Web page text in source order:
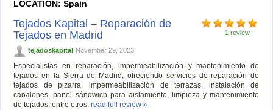
LOCATION: Spain
1 review
Tejados Kapital – Reparación de
Tejados en Madrid
tejadoskapital November 29, 2023
Especialistas en reparación, impermeabilización y mantenimiento de
tejados en la Sierra de Madrid, ofreciendo servicios de reparación de
tejados de pizarra, impermeabilización de terrazas, instalación de
canalones, panel sándwich para aislamiento, limpieza y mantenimiento
de tejados, entre otros.read full review »